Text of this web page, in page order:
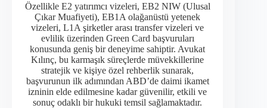
Özellikle E2 yatırımcı vizeleri, EB2 NIW (Ulusal
Çıkar Muafiyeti), EB1A olağanüstü yetenek
vizeleri, L1A şirketler arası transfer vizeleri ve
evlilik üzerinden Green Card başvuruları
konusunda geniş bir deneyime sahiptir. Avukat
Kılınç, bu karmaşık süreçlerde müvekkillerine
stratejik ve kişiye özel rehberlik sunarak,
başvurunun ilk adımından ABD’de daimi ikamet
izninin elde edilmesine kadar güvenilir, etkili ve
sonuç odaklı bir hukuki temsil sağlamaktadır.